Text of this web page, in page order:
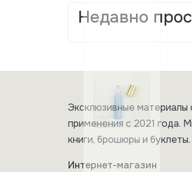
Недавно
Эксклюзивные материалы
применения с 2021 года.
книги, брошюры и буклеты.
Интернет-магазин